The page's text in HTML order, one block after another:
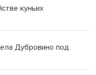
куньих
Дубровино под